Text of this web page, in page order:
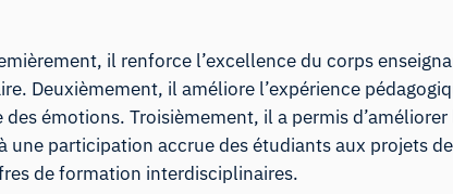
il renforce l’excellence du corps
Deuxièmement, il améliore l’expérience
émotions. Troisièmement, il a permis
participation accrue des étudiants aux projets
de formation interdisciplinaires.